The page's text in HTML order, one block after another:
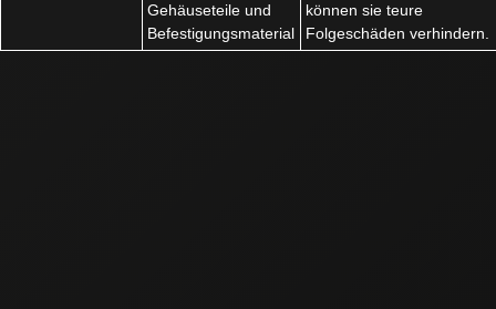
Gehäuseteile und
Befestigungsmaterial
können sie teure
Folgeschäden verhindern.